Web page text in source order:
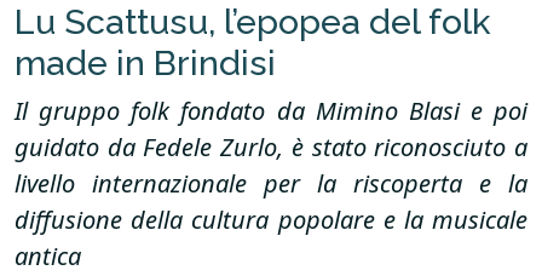
Lu Scattusu, l’epopea del folk
made in Brindisi
Il gruppo folk fondato da Mimino Blasi e poi
guidato da Fedele Zurlo, è stato riconosciuto a
livello internazionale per la riscoperta e la
diffusione della cultura popolare e la musicale
antica